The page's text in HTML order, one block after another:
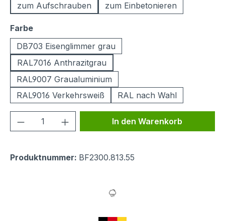
zum Aufschrauben
zum Einbetonieren
Farbeauswählen
DB703 Eisenglimmer grau
RAL7016 Anthrazitgrau
RAL9007 Graualuminium
RAL9016 Verkehrsweiß
RAL nach Wahl
Produkt Anzahl: Gib denIn den Warenkorb
Produktnummer: BF2300.813.55